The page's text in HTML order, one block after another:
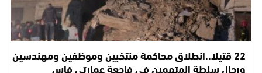
22 قتيلا..انطلاق محاكمة منتخبين وموظفين ومهندسين
ورجال سلطة المتهمين في فاجعة عمارتي فاس